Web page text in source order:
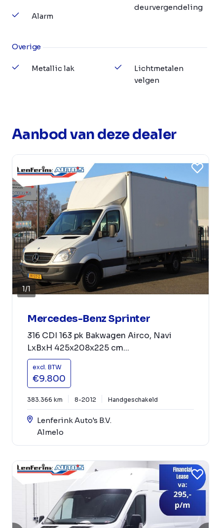
Alarm
deurvergendeling
Overige
Metallic lak
Lichtmetalen
velgen
Aanbod van deze dealer
1/1
Mercedes-Benz Sprinter
316 CDI 163 pk Bakwagen Airco, Navi
LxBxH 425x208x225 cm...
excl. BTW
€9.800
383.366 km 8-2012 Handgeschakeld
Lenferink Auto's B.V.
Almelo